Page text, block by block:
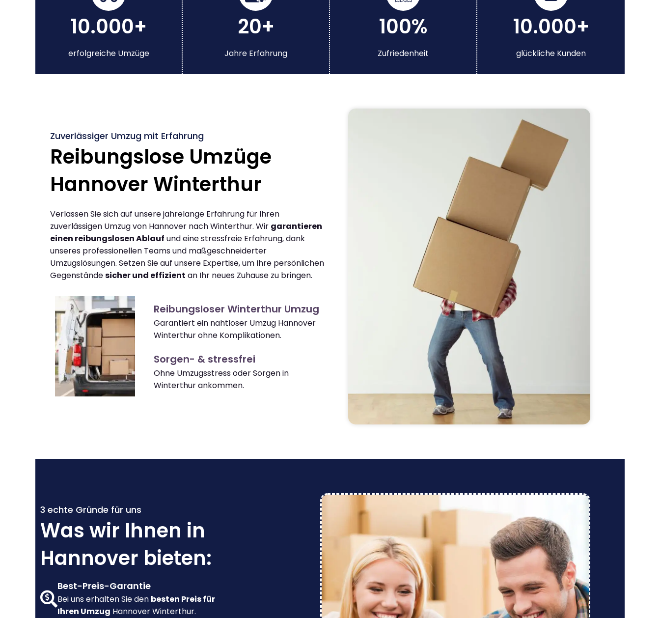
10.000+
erfolgreiche Umzüge
20+
Jahre Erfahrung
100%
Zufriedenheit
10.000+
glückliche Kunden
Zuverlässiger Umzug mit Erfahrung
Reibungslose Umzüge
Hannover Winterthur
Verlassen Sie sich auf unsere jahrelange Erfahrung für Ihren
zuverlässigen Umzug von Hannover nach Winterthur. Wir garantieren
einen reibungslosen Ablauf und eine stressfreie Erfahrung, dank
unseres professionellen Teams und maßgeschneiderter
Umzugslösungen. Setzen Sie auf unsere Expertise, um Ihre persönlichen
Gegenständesicher und effizient an Ihr neues Zuhause zu bringen.
Reibungsloser Winterthur Umzug
Garantiert ein nahtloser Umzug Hannover
Winterthur ohne Komplikationen.
Sorgen- & stressfrei
Ohne Umzugsstress oder Sorgen in
Winterthur ankommen.
3 echte Gründe für uns
Was wir Ihnen in
Hannover bieten:
Best-Preis-Garantie
Bei uns erhalten Sie den besten Preis für
Ihren Umzug Hannover Winterthur.